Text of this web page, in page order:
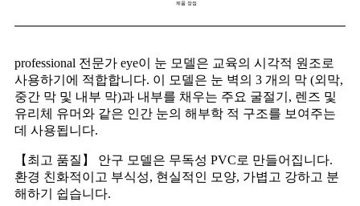
제품 장점
professional 전문가 eye이 눈 모델은 교육의 시각적 원조로
사용하기에 적합합니다. 이 모델은 눈 벽의 3 개의 막 (외막,
중간 막 및 내부 막)과 내부를 채우는 주요 굴절기, 렌즈 및
유리체 유머와 같은 인간 눈의 해부학 적 구조를 보여주는
데 사용됩니다.
【최고 품질】 안구 모델은 무독성 PVC로 만들어집니다.
환경 친화적이고 부식성, 현실적인 모양, 가볍고 강하고 분
해하기 쉽습니다.